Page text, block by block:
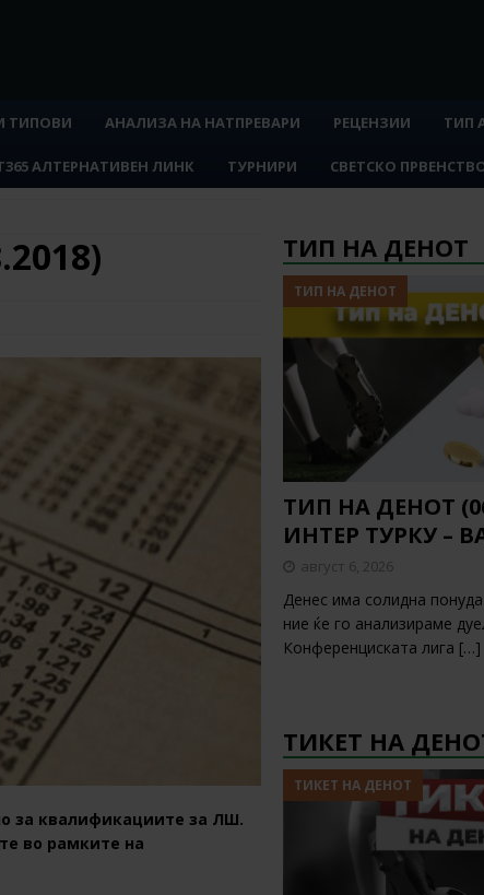
ТИПОВИ АНАЛИЗА НА НАТПРЕВАРИ РЕЦЕНЗИИ ТИП
АЛТЕРНАТИВЕН ЛИНК ТУРНИРИ СВЕТСКО
за квалификациите за ЛШ.
во рамките на
ТИП НА ДЕНОТ
ТИП НА ДЕНОТ
ТИП НА ДЕНОТ
ИНТЕР ТУРКУ –
август 6, 2026
Денес има солидна
ние ќе го анализираме
Конференциската лига […]
ТИКЕТ НА
ТИКЕТ НА ДЕНОТ